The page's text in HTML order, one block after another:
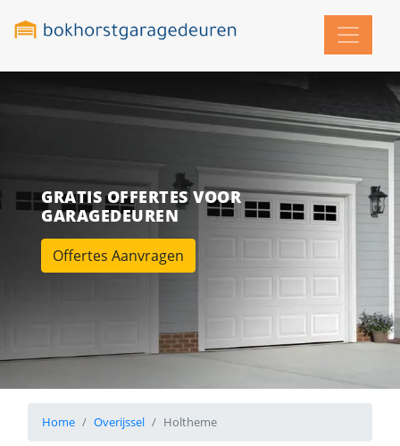
GRATIS OFFERTES VOOR
GARAGEDEUREN
Offertes Aanvragen
Home Overijssel Holtheme